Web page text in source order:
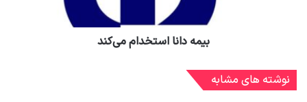
بیمه دانا استخدام می‌کند
نوشته های مشابه